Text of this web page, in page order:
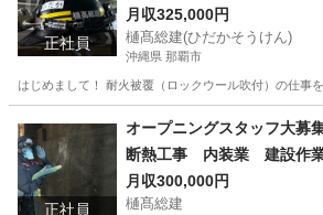
正社員
月収325,000円
樋髙総建(ひだかそうけん)
沖縄県 那覇市
はじめまして！ 耐火被覆（ロックウール吹付）の仕
内装職人 未経験
正社員
オープニングスタッフ大募
断熱工事 内装業 建設作
職人 岩綿 ロックウール
月収300,000円
樋髙総建